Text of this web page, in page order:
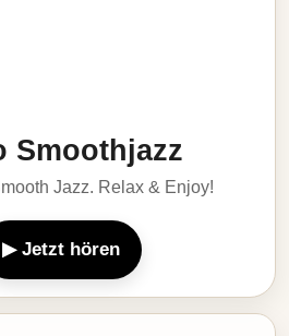
Smoothjazz
Jazz. Relax & Enjoy!
▶ Jetzt hören